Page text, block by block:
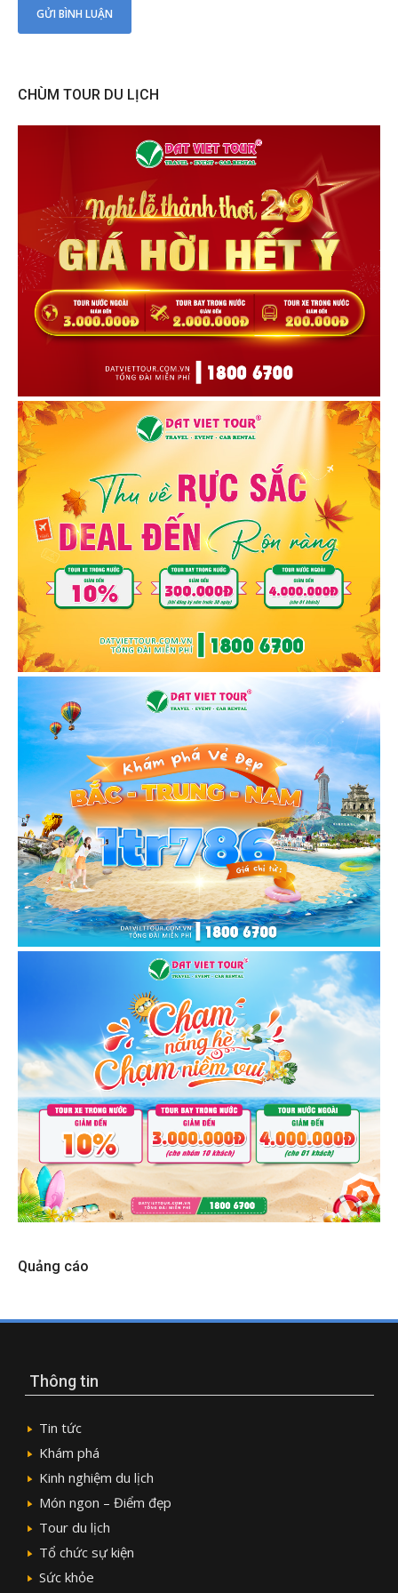
CHÙM TOUR DU LỊCH
Quảng cáo
Thông tin
Tin tức
Khám phá
Kinh nghiệm du lịch
Món ngon – Điểm đẹp
Tour du lịch
Tổ chức sự kiện
Sức khỏe